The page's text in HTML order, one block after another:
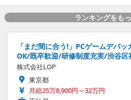
ランキングをも
「まだ間に合う!」PCゲームデバ
OK/既卒歓迎/研修制度充実/渋谷区
株式会社LOP
東京都
月給25万8,900円～32万円